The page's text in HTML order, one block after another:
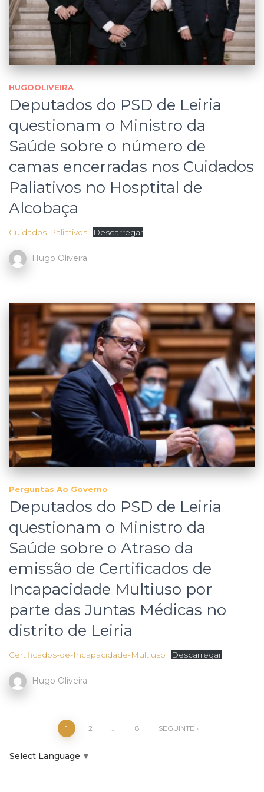
HUGOOLIVEIRA
Deputados do PSD de Leiria
questionam o Ministro da
Saúde sobre o número de
camas encerradas nos Cuidados
Paliativos no Hosptital de
Alcobaça
Cuidados-Paliativos Descarregar
Hugo Oliveira
Perguntas Ao Governo
Deputados do PSD de Leiria
questionam o Ministro da
Saúde sobre o Atraso da
emissão de Certificados de
Incapacidade Multiuso por
parte das Juntas Médicas no
distrito de Leiria
Certificados-de-Incapacidade-Multiuso Descarregar
Hugo Oliveira
Paginação
dos
1 2 8 SEGUINTE
Select Language ▼